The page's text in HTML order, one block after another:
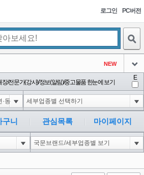
로그인 PC버전
NEW
아이콘
아이콘
아이콘
1
아이콘
1
/전문가(강사)/정보(알림)/중고물품 한눈에 보기
E
구니 관심목록 마이페이지